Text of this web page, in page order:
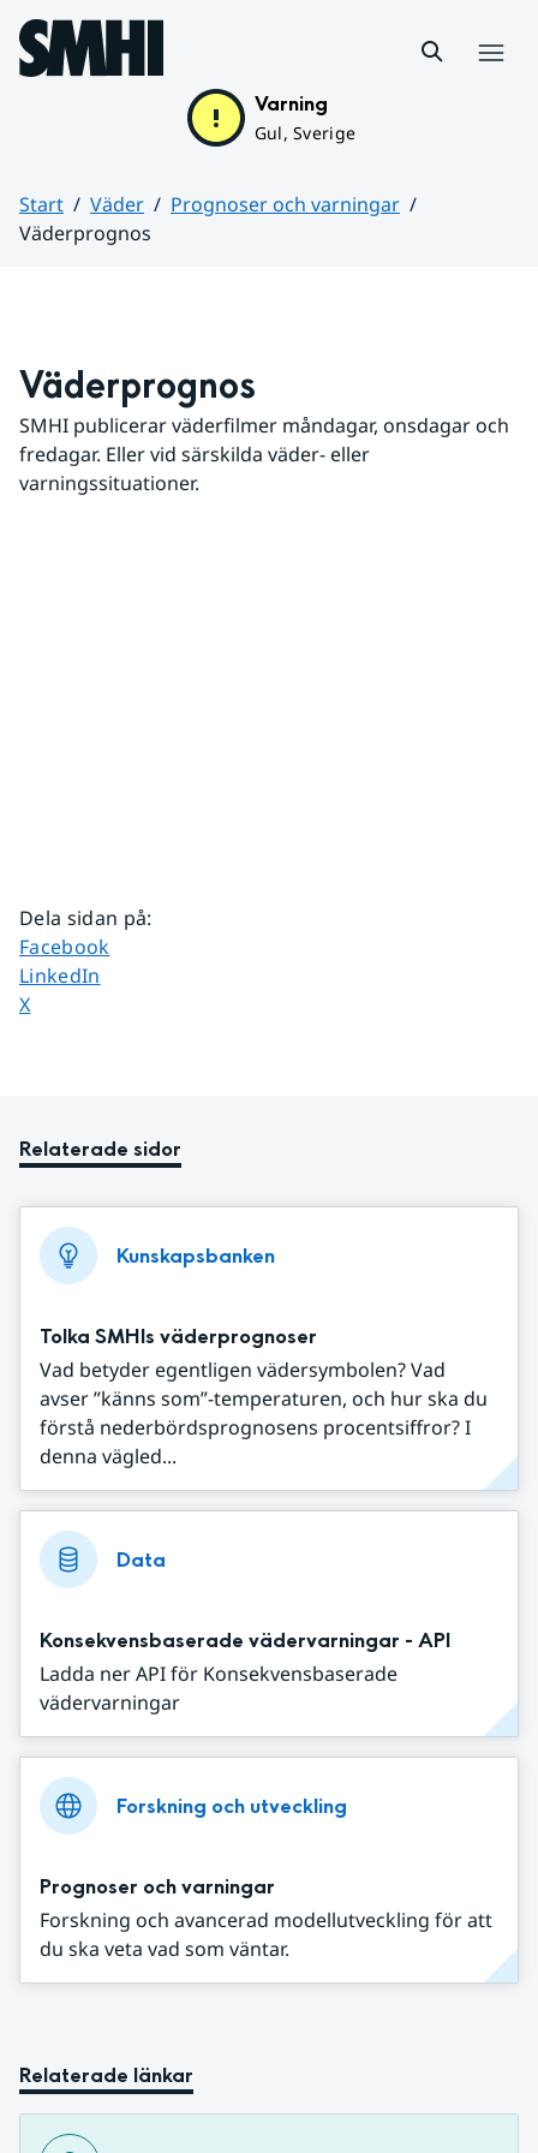
Hoppa till sidans innehåll
Varning
Gul, Sverige
Start Väder
Prognoser och varningar
Väderprognos
Väderprognos
SMHI publicerar väderfilmer måndagar, onsdagar och
fredagar. Eller vid särskilda väder- eller
varningssituationer.
Dela sidan på:
Dela sidan på
Facebook
Dela sidan på
LinkedIn
Dela sidan på
X
Relaterade sidor
Kunskapsbanken
Tolka SMHIs väderprognoser
Vad betyder egentligen vädersymbolen? Vad
avser ”känns som”-temperaturen, och hur ska du
förstå nederbördsprognosens procentsiffror? I
denna vägled...
Data
Konsekvensbaserade vädervarningar - API
Ladda ner API för Konsekvensbaserade
vädervarningar
Forskning och utveckling
Prognoser och varningar
Forskning och avancerad modellutveckling för att
du ska veta vad som väntar.
Relaterade länkar